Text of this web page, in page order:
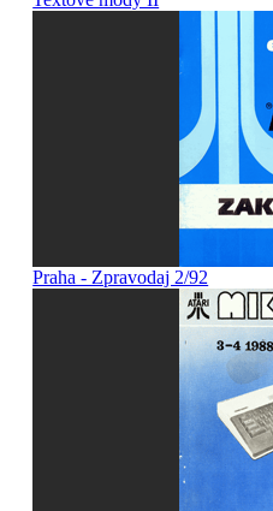
Praha - Zpravodaj 2/92